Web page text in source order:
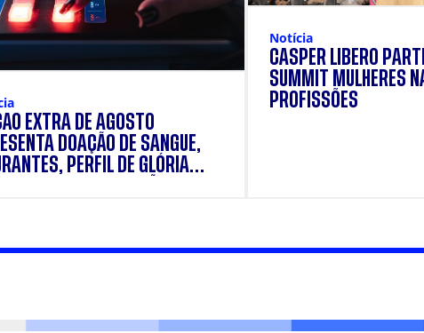
EXTRA DE AGOSTO
DOAÇÃO DE SANGUE,
PERFIL DE GLÓRIA
Notícia
CÁSPER LÍBERO
SUMMIT MULHERES
PROFISSÕES